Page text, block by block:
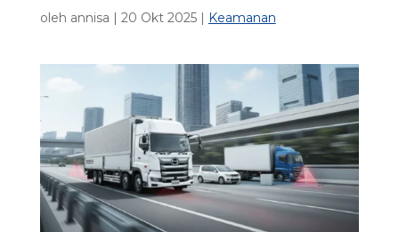
oleh annisa | 20 Okt 2025| Keamanan